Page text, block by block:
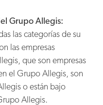
Grupo Allegis:
las categorías de su
las empresas
que son empresas
el Grupo Allegis, son
o están bajo
Allegis.